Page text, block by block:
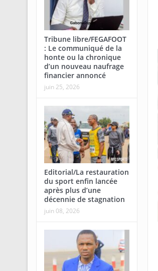
Tribune libre/FEGAFOOT
: Le communiqué de la
honte ou la chronique
d’un nouveau naufrage
financier annoncé
juin 25, 2026
Editorial/La restauration
du sport enfin lancée
après plus d’une
décennie de stagnation
juin 08, 2026